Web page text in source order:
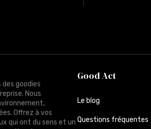
goodies
Nous
Offrez à vos
qui ont du sens et un
Good Act
Le blog
Questions fréquentes